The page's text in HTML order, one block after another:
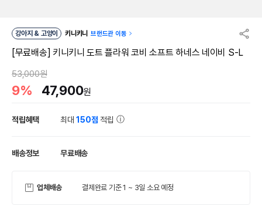
강아지 & 고양이 키니키니 브랜드관 이동
[무료배송] 키니키니 도트 플라워 코비 소프트 하네스 네이비 S-L
53,000원
9% 47,900원
적립혜택 최대150점 적립
배송정보 무료배송
업체배송 결제완료 기준 1 ~ 3일 소요 예정